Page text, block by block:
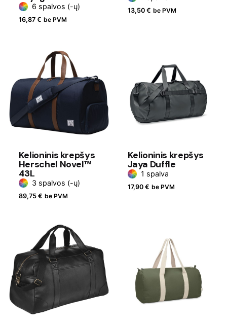
6 spalvos (-ų)
16,87 € be PVM
13,50 € be PVM
Kelioninis krepšys
Herschel Novel™
43L
3 spalvos (-ų)
89,75 € be PVM
Kelioninis krepšys
Jaya Duffle
1 spalva
17,90 € be PVM